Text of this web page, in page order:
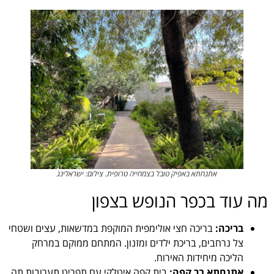
אתנחתא באפיק טובל בצמחייה טרופית. צילום: ישראלינג
מה עוד בכפר הנופש בצפון
בריכה: בריכה חצי אולימפית המוקפת במדשאות, עצים ושטחי
צל נרחבים, בריכת ילדים ומזנון. המתחם ממוקם במרחק
הליכה מיחידות האירוח.